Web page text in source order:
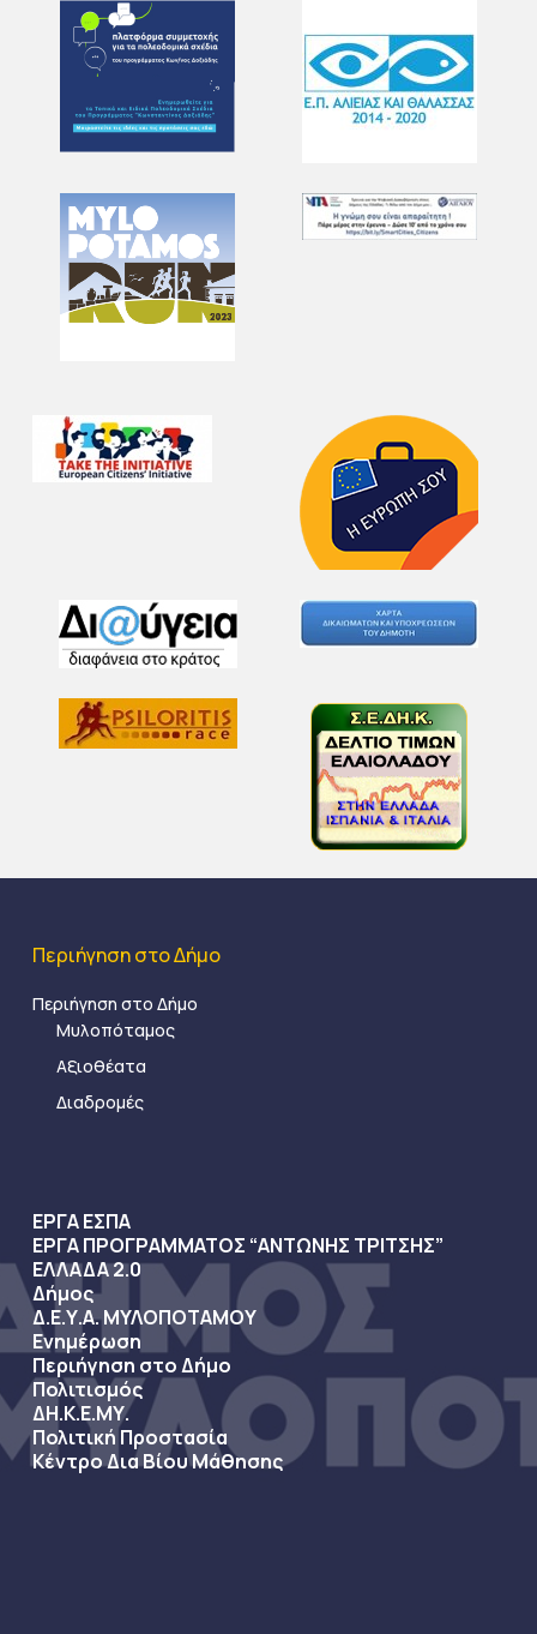
Περιήγηση στο Δήμο
Περιήγηση στο Δήμο
Μυλοπόταμος
Αξιοθέατα
Διαδρομές
ΕΡΓΑ ΕΣΠΑ
ΕΡΓΑ ΠΡΟΓΡΑΜΜΑΤΟΣ “ΑΝΤΩΝΗΣ ΤΡΙΤΣΗΣ”
ΕΛΛΑΔΑ 2.0
Δήμος
Δ.Ε.Υ.Α. ΜΥΛΟΠΟΤΑΜΟΥ
Ενημέρωση
Περιήγηση στο Δήμο
Πολιτισμός
ΔΗ.Κ.Ε.ΜΥ.
Πολιτική Προστασία
Κέντρο Δια Βίου Μάθησης